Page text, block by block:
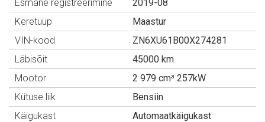
Esmane registreerimine
2019-08
Keretüüp
Maastur
VIN-kood
ZN6XU61B00X274281
Läbisõit
45000 km
Mootor
2 979 cm³ 257kW
Kütuse liik
Bensiin
Käigukast
Automaatkäigukast